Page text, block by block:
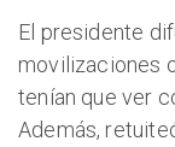
El presidente
movilizaciones
tenían que ver
Además,